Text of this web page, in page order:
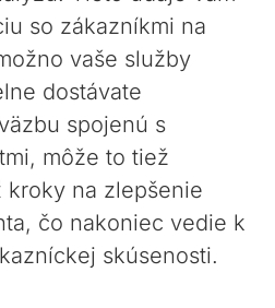
so zákazníkmi na
vaše služby
dostávate
spojenú s
môže to tiež
na zlepšenie
čo nakoniec vedie k
skúsenosti.